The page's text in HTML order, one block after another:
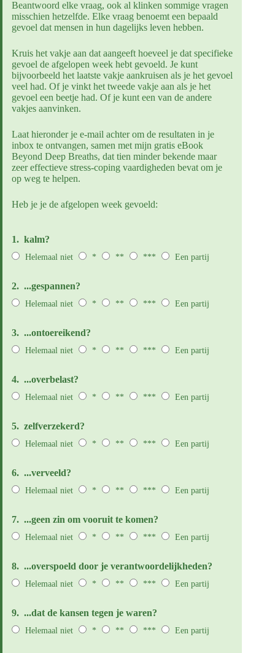
Beantwoord elke vraag, ook al klinken sommige vragen
misschien hetzelfde. Elke vraag benoemt een bepaald
gevoel dat mensen in hun dagelijks leven hebben.
Kruis het vakje aan dat aangeeft hoeveel je dat specifieke
gevoel de afgelopen week hebt gevoeld. Je kunt
bijvoorbeeld het laatste vakje aankruisen als je het gevoel
veel had. Of je vinkt het tweede vakje aan als je het
gevoel een beetje had. Of je kunt een van de andere
vakjes aanvinken.
Laat hieronder je e-mail achter om de resultaten in je
inbox te ontvangen, samen met mijn gratis eBook
Beyond Deep Breaths, dat tien minder bekende maar
zeer effectieve stress-coping vaardigheden bevat om je
op weg te helpen.
Heb je je de afgelopen week gevoeld:
1. kalm?
Helemaal niet * ** *** Een partij
2. ...gespannen?
Helemaal niet * ** *** Een partij
3. ...ontoereikend?
Helemaal niet * ** *** Een partij
4. ...overbelast?
Helemaal niet * ** *** Een partij
5. zelfverzekerd?
Helemaal niet * ** *** Een partij
6. ...verveeld?
Helemaal niet * ** *** Een partij
7. ...geen zin om vooruit te komen?
Helemaal niet * ** *** Een partij
8. ...overspoeld door je verantwoordelijkheden?
Helemaal niet * ** *** Een partij
9. ...dat de kansen tegen je waren?
Helemaal niet * ** *** Een partij